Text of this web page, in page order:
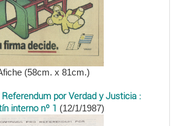
(58cm. x 81cm.)
por Verdad y Justicia :
interno nº 1 (12/1/1987)